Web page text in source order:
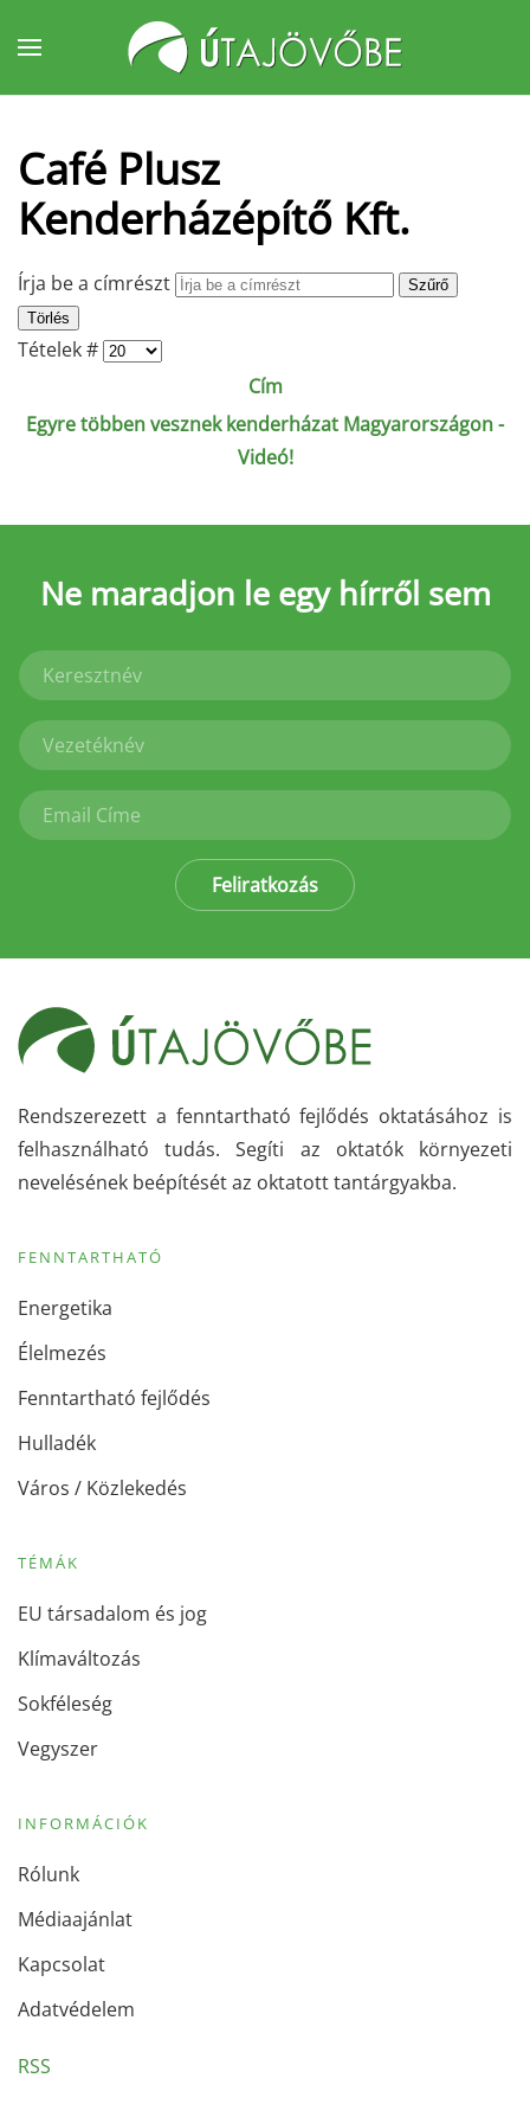
Fő tartalom átugrása
Café Plusz
Kenderházépítő Kft.
Írja be a címrészt
Szűrő
Törlés
Tételek #
Cím
Egyre többen vesznek kenderházat Magyarországon -
Videó!
Ne maradjon le egy hírről sem
Feliratkozás
Rendszerezett a fenntartható fejlődés oktatásához is
felhasználható tudás. Segíti az oktatók környezeti
nevelésének beépítését az oktatott tantárgyakba.
FENNTARTHATÓ
Energetika
Élelmezés
Fenntartható fejlődés
Hulladék
Város / Közlekedés
TÉMÁK
EU társadalom és jog
Klímaváltozás
Sokféleség
Vegyszer
INFORMÁCIÓK
Rólunk
Médiaajánlat
Kapcsolat
Adatvédelem
RSS